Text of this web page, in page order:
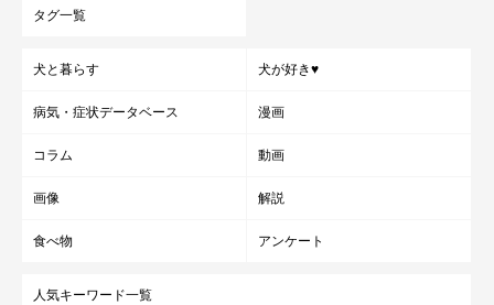
タグ一覧
犬と暮らす 犬が好き♥
病気・症状データベース 漫画
コラム 動画
画像 解説
食べ物 アンケート
人気キーワード一覧